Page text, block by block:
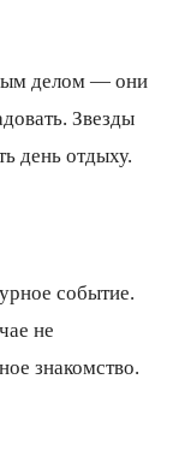
делом — они
Звезды
день отдыху.
событие.
не
знакомство.